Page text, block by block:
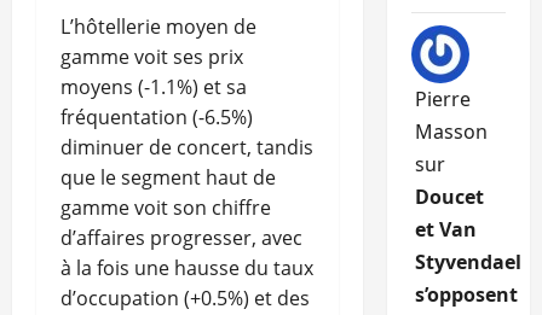
L’hôtellerie moyen de
gamme voit ses prix
moyens (-1.1%) et sa
fréquentation (-6.5%)
diminuer de concert, tandis
que le segment haut de
gamme voit son chiffre
d’affaires progresser, avec
à la fois une hausse du taux
d’occupation (+0.5%) et des
Pierre
Masson
sur
Doucet
et Van
Styvendael
s’opposent